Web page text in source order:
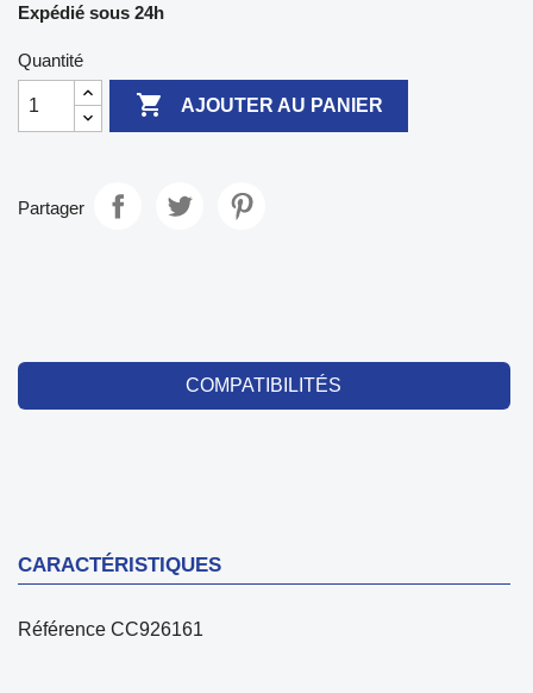
Expédié sous 24h
Quantité
 AJOUTER AU PANIER
Partager
COMPATIBILITÉS
CARACTÉRISTIQUES
Référence CC926161